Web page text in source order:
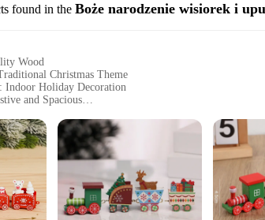
found in the Boże narodzenie wisiorek i
Wood
Christmas Theme
Indoor Holiday Decoration
and Spacious
Includes Hanging Ornaments and Tassels
Season with Elegance**
spirit with the Kolejka Drewniana Boże Narodzenie, a
home, making it an ideal choice for those who
ensuring that your home is transformed into a winter